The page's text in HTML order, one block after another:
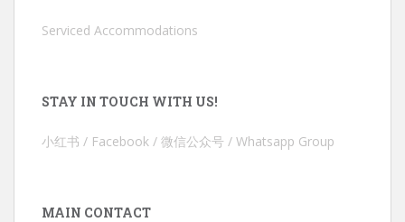
Serviced Accommodations
STAY IN TOUCH WITH US!
小红书 / Facebook / 微信公众号 / Whatsapp Group
MAIN CONTACT